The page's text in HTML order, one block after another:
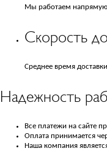
Мы работаем напрямую
Скорость
Среднее время
Надежность
Все платежи на сайте
Оплата принимается
Наша компания